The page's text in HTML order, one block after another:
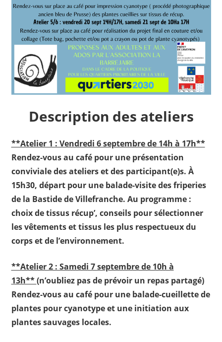
Description des ateliers
**Atelier 1 : Vendredi 6 septembre de 14h à 17h**
Rendez-vous au café pour une présentation
conviviale des ateliers et des participant(e)s. À
15h30, départ pour une balade-visite des friperies
de la Bastide de Villefranche. Au programme :
choix de tissus récup’, conseils pour sélectionner
les vêtements et tissus les plus respectueux du
corps et de l’environnement.
**Atelier 2 : Samedi 7 septembre de 10h à
13h**(n’oubliez pas de prévoir un repas partagé)
Rendez-vous au café pour une balade-cueillette de
plantes pour cyanotype et une initiation aux
plantes sauvages locales.